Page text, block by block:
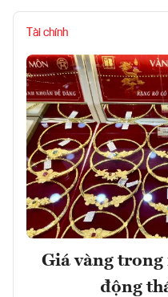
Tài chính
Giá vàng trong
động